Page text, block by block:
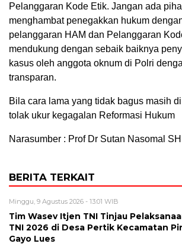
Pelanggaran Kode Etik. Jangan ada
menghambat penegakkan hukum
pelanggaran HAM dan Pelanggaran
mendukung dengan sebaik baiknya
kasus oleh anggota oknum di Polri
transparan.
Bila cara lama yang tidak bagus masih
tolak ukur kegagalan Reformasi Hukum
Narasumber : Prof Dr Sutan Nasomal
BERITA TERKAIT
Minggu, 9 Agustus 2026 - 13:01 WIB
Tim Wasev Itjen TNI Tinjau
TNI 2026 di Desa Pertik Kecamatan
Gayo Lues